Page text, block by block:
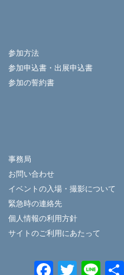
参加方法
参加申込書・出展申込書
参加の誓約書
事務局
お問い合わせ
イベントの入場・撮影について
緊急時の連絡先
個人情報の利用方針
サイトのご利用にあたって
FacebookTwitterLine